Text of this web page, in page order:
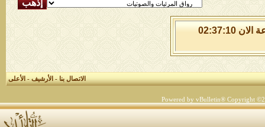
الجمعة 7 من اغسطس 2026 , الساعة الان 02:37:10
الاتصال بنا-الأرشيف-الأعلى
Powered by vBulletin® Copyright